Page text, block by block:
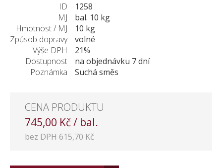
ID
1258
MJ
bal. 10 kg
Hmotnost / MJ
10 kg
Způsob dopravy
volné
Výše DPH
21%
Dostupnost
na objednávku 7 dní
Poznámka
Suchá směs
CENA PRODUKTU
745,00 Kč / bal.
bez DPH 615,70 Kč